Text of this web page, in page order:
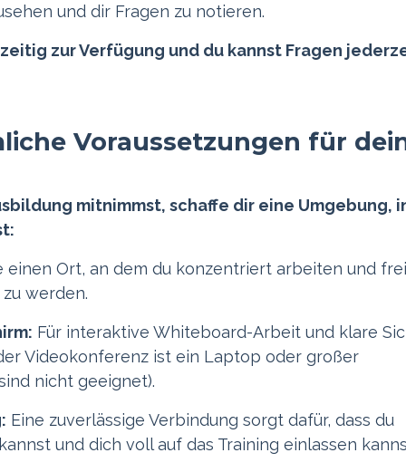
und dir Fragen zu notieren.
zur Verfügung und du kannst Fragen
Voraussetzungen für
mitnimmst, schaffe dir eine Umgebung,
einen Ort, an dem du konzentriert arbeiten und frei
werden.
Für interaktive Whiteboard-Arbeit und klare
Videokonferenz ist ein Laptop oder großer
nicht geeignet).
Eine zuverlässige Verbindung sorgt dafür, dass du
und dich voll auf das Training einlassen